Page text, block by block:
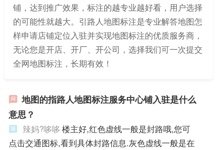
铺，达到推广效果，标注的越专业越好看，用户选择
的可能性就越大。引路人地图标注是专业解答地图怎
样申请店铺定位入驻并实现地图标注的优质服务商，
无论您是开店、开厂、开公司，选择我们可一次提交
全网地图标注，长期有效！
地图的指路人地图标注服务中心铺入驻是什么
意思？
辣妈?哆哆 楼主好,红色虚线一般是封路哦,您可
点击交通图标,看到具体封路信息.灰色虚线一般是在